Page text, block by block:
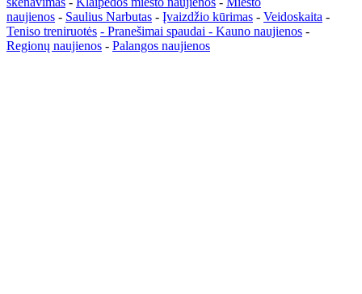
naujienos - Saulius Narbutas - Įvaizdžio kūrimas - Veidoskaita -
Teniso treniruotės - Pranešimai spaudai - Kauno naujienos -
Regionų naujienos - Palangos naujienos